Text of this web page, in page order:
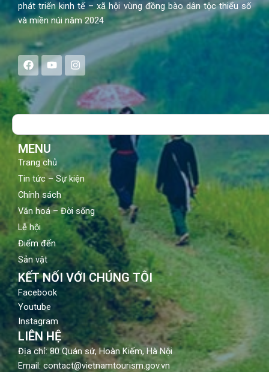
phát triển kinh tế – xã hội vùng đồng bào dân tộc thiểu số
và miền núi năm 2024
F
a
c
e
b
o
Y
o
u
t
u
b
I
n
s
a
g
Search
MENU
Trang chủ
Tin tức – Sự kiện
Chính sách
Văn hoá – Đời sống
Lễ hội
Điểm đến
Sản vật
KẾT NỐI VỚI CHÚNG TÔI
Facebook
Youtube
Instagram
LIÊN HỆ
Địa chỉ: 80 Quán sứ, Hoàn Kiếm, Hà Nội
Email: contact@vietnamtourism.gov.vn